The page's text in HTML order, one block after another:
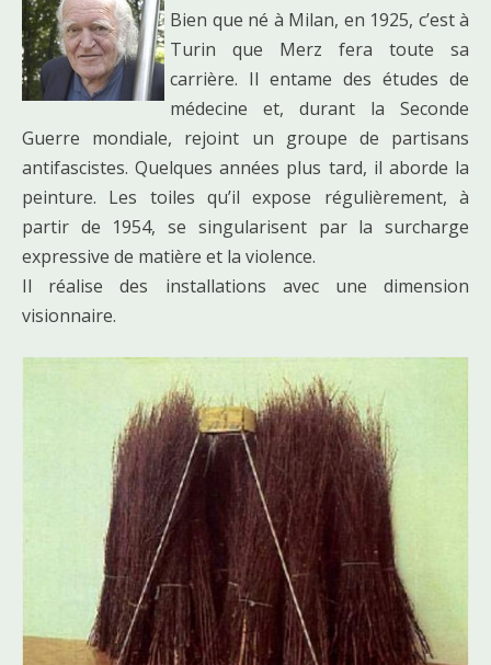
Bien que né à Milan, en 1925, c’est à
Turin que Merz fera toute sa
carrière. Il entame des études de
médecine et, durant la Seconde
Guerre mondiale, rejoint un groupe de partisans
antifascistes. Quelques années plus tard, il aborde la
peinture. Les toiles qu’il expose régulièrement, à
partir de 1954, se singularisent par la surcharge
expressive de matière et la violence.
Il réalise des installations avec une dimension
visionnaire.